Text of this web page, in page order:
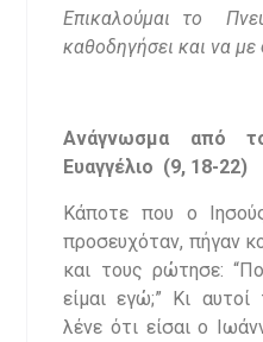
Επικαλούμαι το
καθοδηγήσει και να με
Ανάγνωσμα από
Ευαγγέλιο (9, 18-22)
Κάποτε που ο
προσευχόταν, πήγαν
και τους ρώτησε:
είμαι εγώ;” Κι αυτοί
λένε ότι είσαι ο